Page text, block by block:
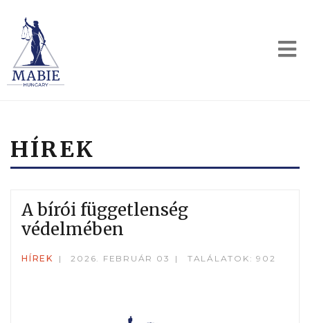
HÍREK
A bírói függetlenség
védelmében
HÍREK 2026. FEBRUÁR 03 TALÁLATOK: 902